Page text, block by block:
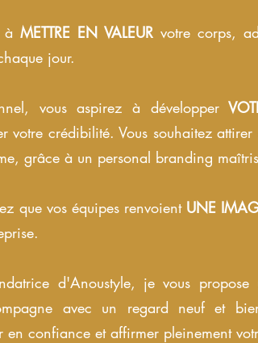
à METTRE EN VALEUR votre corps,
jour.
vous aspirez à développer
votre crédibilité. Vous souhaitez
grâce à un personal branding
que vos équipes renvoient UNE
d'Anoustyle, je vous
avec un regard neuf et
en confiance et affirmer pleinement